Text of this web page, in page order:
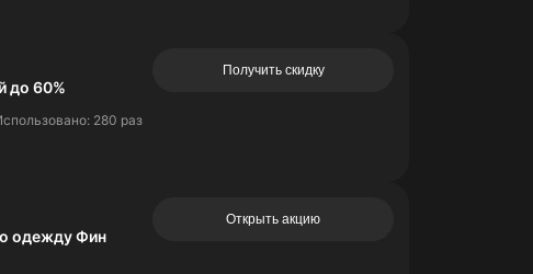
до 60%
280 раз
Получить скидку
одежду Фин
Открыть акцию